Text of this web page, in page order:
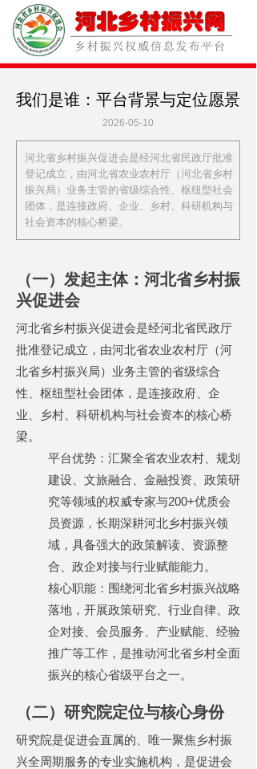
我们是谁：平台背景与定位愿景
（一）发起主体：河北省乡村振
兴促进会
河北省乡村振兴促进会是经河北省民政厅
批准登记成立，由河北省农业农村厅（河
北省乡村振兴局）业务主管的省级综合
性、枢纽型社会团体，是连接政府、企
业、乡村、科研机构与社会资本的核心桥
梁。
平台优势：汇聚全省农业农村、规划
建设、文旅融合、金融投资、政策研
究等领域的权威专家与200+优质会
员资源，长期深耕河北乡村振兴领
域，具备强大的政策解读、资源整
合、政企对接与行业赋能能力。
核心职能：围绕河北省乡村振兴战略
落地，开展政策研究、行业自律、政
企对接、会员服务、产业赋能、经验
推广等工作，是推动河北省乡村全面
振兴的核心省级平台之一。
（二）研究院定位与核心身份
研究院是促进会直属的、唯一聚焦乡村振
兴全周期服务的专业实施机构，是促进会
2026-05-10
河北省乡村振兴促进会是经河北省民政厅批准
登记成立，由河北省农业农村厅（河北省乡村
振兴局）业务主管的省级综合性、枢纽型社会
团体，是连接政府、企业、乡村、科研机构与
社会资本的核心桥梁。